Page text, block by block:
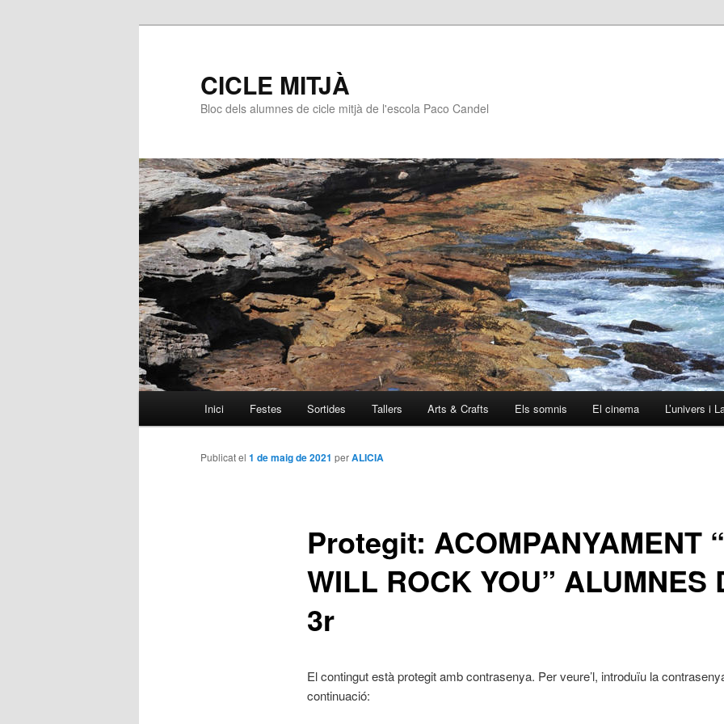
CICLE MITJÀ
Bloc dels alumnes de cicle mitjà de l'escola Paco Candel
Aneu
al
Inici Festes Sortides Tallers Arts & Crafts Els somnis El cinema L’univers i
Protegit: ACOMPANYAMENT
WILL ROCK YOU” ALUMNES
3r
Publicat el 1 de maig de 2021 perALICIA
El contingut està protegit amb contrasenya. Per veure’l, introduïu la
continuació: